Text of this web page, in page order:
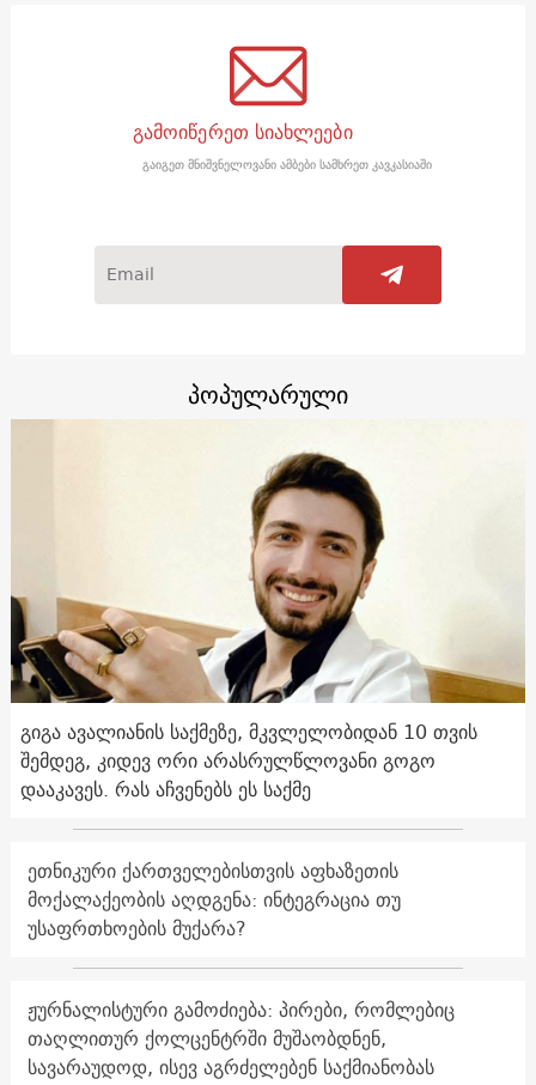
გამოიწერეთ სიახლეები
გაიგეთ მნიშვნელოვანი ამბები სამხრეთ კავკასიაში
პოპულარული
გიგა ავალიანის საქმეზე, მკვლელობიდან 10 თვის
შემდეგ, კიდევ ორი არასრულწლოვანი გოგო
დააკავეს. რას აჩვენებს ეს საქმე
ეთნიკური ქართველებისთვის აფხაზეთის
მოქალაქეობის აღდგენა: ინტეგრაცია თუ
უსაფრთხოების მუქარა?
ჟურნალისტური გამოძიება: პირები, რომლებიც
თაღლითურ ქოლცენტრში მუშაობდნენ,
სავარაუდოდ, ისევ აგრძელებენ საქმიანობას